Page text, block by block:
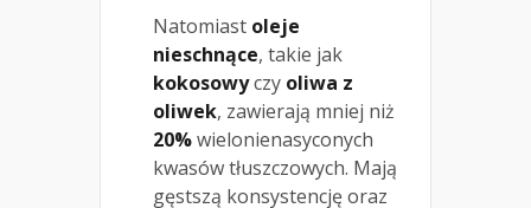
Natomiast oleje
nieschnące, takie jak
kokosowyczy oliwa z
oliwek, zawierają mniej niż
20%wielonienasyconych
kwasów tłuszczowych. Mają
gęstszą konsystencję oraz